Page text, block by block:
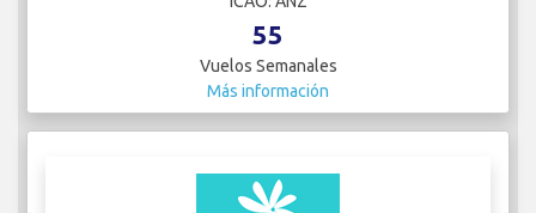
55
Vuelos Semanales
Más información